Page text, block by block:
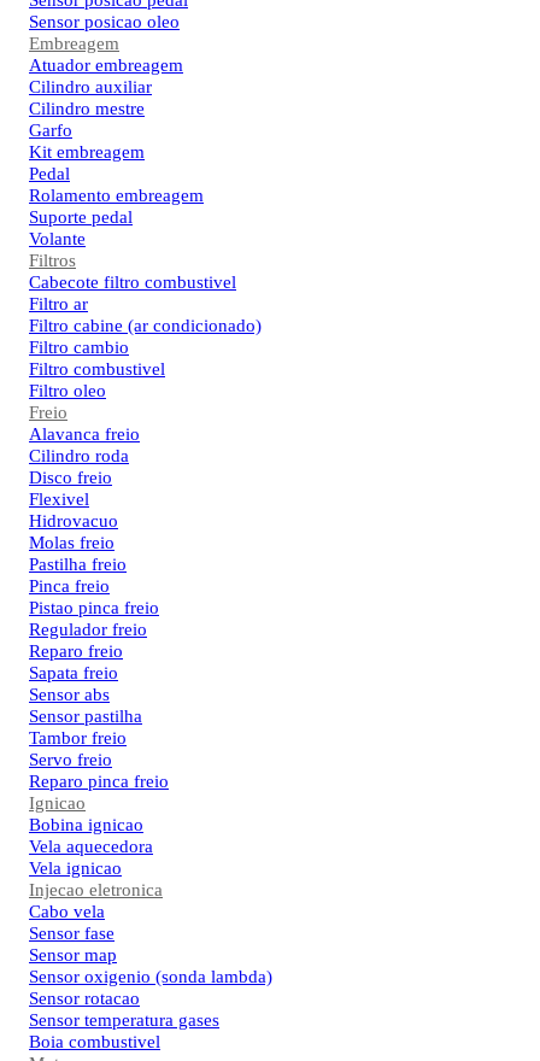
Sensor posicao oleo
Embreagem
Atuador embreagem
Cilindro auxiliar
Cilindro mestre
Garfo
Kit embreagem
Pedal
Rolamento embreagem
Suporte pedal
Volante
Filtros
Cabecote filtro combustivel
Filtro ar
Filtro cabine (ar condicionado)
Filtro cambio
Filtro combustivel
Filtro oleo
Freio
Alavanca freio
Cilindro roda
Disco freio
Flexivel
Hidrovacuo
Molas freio
Pastilha freio
Pinca freio
Pistao pinca freio
Regulador freio
Reparo freio
Sapata freio
Sensor abs
Sensor pastilha
Tambor freio
Servo freio
Reparo pinca freio
Ignicao
Bobina ignicao
Vela aquecedora
Vela ignicao
Injecao eletronica
Cabo vela
Sensor fase
Sensor map
Sensor oxigenio (sonda lambda)
Sensor rotacao
Sensor temperatura gases
Boia combustivel